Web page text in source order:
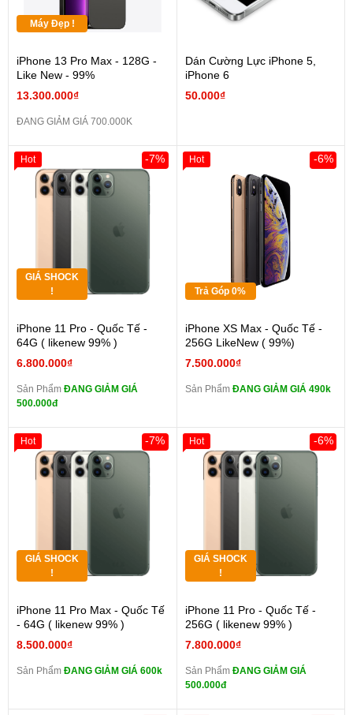
Máy Đẹp !
iPhone 13 Pro Max - 128G -
Like New - 99%
13.300.000₫
ĐANG GIẢM GIÁ 700.000K
Dán Cường Lực iPhone 5,
iPhone 6
50.000₫
GIÁ SHOCK
!
iPhone 11 Pro - Quốc Tế -
64G ( likenew 99% )
6.800.000₫
-7%
Sản Phẩm ĐANG GIẢM GIÁ
500.000đ
Hot
Trả Góp 0%
iPhone XS Max - Quốc Tế -
256G LikeNew ( 99%)
7.500.000₫
-6%
Sản Phẩm ĐANG GIẢM GIÁ 490k
Hot
GIÁ SHOCK
!
iPhone 11 Pro Max - Quốc Tế
- 64G ( likenew 99% )
8.500.000₫
-7%
Sản Phẩm ĐANG GIẢM GIÁ 600k
Hot
GIÁ SHOCK
!
iPhone 11 Pro - Quốc Tế -
256G ( likenew 99% )
7.800.000₫
-6%
Sản Phẩm ĐANG GIẢM GIÁ
500.000đ
Hot